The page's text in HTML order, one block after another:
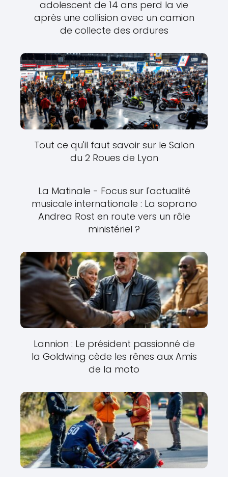
adolescent de 14 ans perd la vie
après une collision avec un camion
de collecte des ordures
Tout ce qu'il faut savoir sur le Salon
du 2 Roues de Lyon
La Matinale - Focus sur l'actualité
musicale internationale : La soprano
Andrea Rost en route vers un rôle
ministériel ?
Lannion : Le président passionné de
la Goldwing cède les rênes aux Amis
de la moto